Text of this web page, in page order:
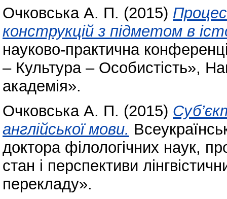
Очковська А. П. (2015) Процес
конструкцій з підметом в
науково-практична
– Культура – Особистість»,
академія».
Очковська А. П. (2015)
англійської мови.
доктора філологічних наук,
стан і перспективи
перекладу».